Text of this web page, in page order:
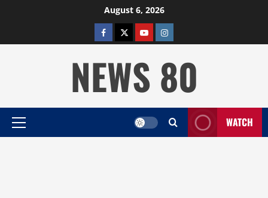
August 6, 2026
facebooktwitterYOUTUBE
instagram
NEWS 80
Primary
WATCH